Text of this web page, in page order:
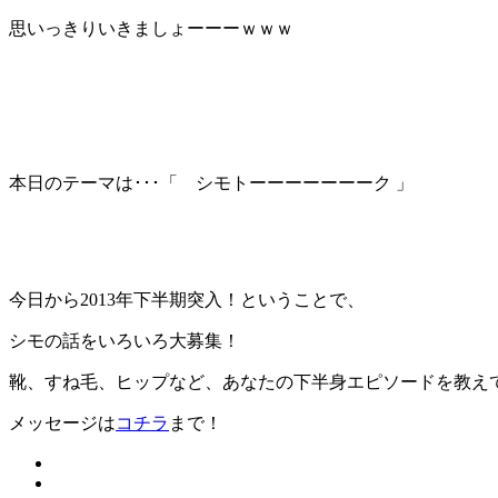
思いっきりいきましょーーーｗｗｗ
本日のテーマは･･･「 シモトーーーーーーーク 」
今日から2013年下半期突入！ということで、
シモの話をいろいろ大募集！
靴、すね毛、ヒップなど、あなたの下半身エピソードを教
メッセージはコチラ まで！